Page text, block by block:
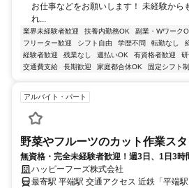
お仕事などをお願いします！ 未経験から
れ...
業界未経験者歓迎 扶養内勤務OK 副業・Wワーク
フリーター歓迎
シフト自由 学歴不問 転勤なし
経験者歓迎
残業なし 週払いOK 有資格者歓迎 研
交通費支給
長期歓迎 家庭都合休OK 固定シフト制
アルバイト・パート
野菜やフルーツのカット作業ス
無資格・完全未経験者歓迎！週3日、1日3時
得に購入可能／日・祝は時給UP
ハッピーフーズ株式会社
最寄駅 平端駅 交通アクセス 近鉄「平端駅」より車で4分、徒歩で約